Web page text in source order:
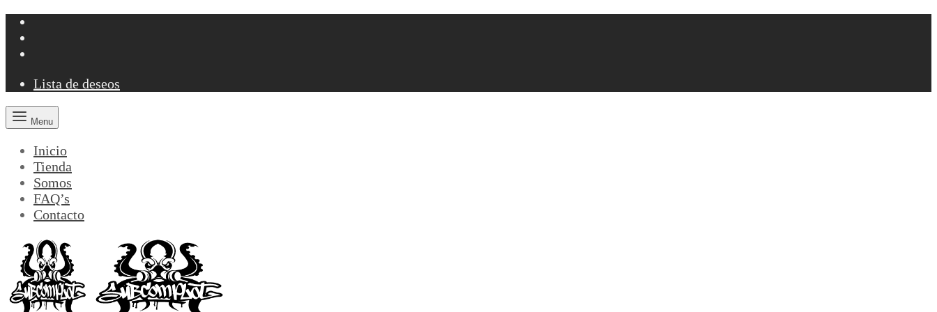
Lista de deseos
Menu
Inicio
Tienda
Somos
FAQ’s
Contacto